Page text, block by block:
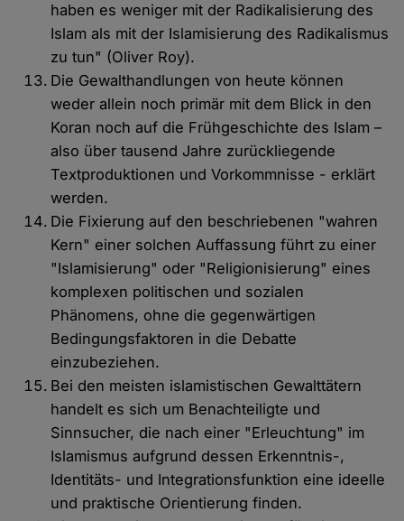
haben es weniger mit der Radikalisierung des
Islam als mit der Islamisierung des Radikalismus
zu tun" (Oliver Roy).
Die Gewalthandlungen von heute können
weder allein noch primär mit dem Blick in den
Koran noch auf die Frühgeschichte des Islam –
also über tausend Jahre zurückliegende
Textproduktionen und Vorkommnisse - erklärt
werden.
Die Fixierung auf den beschriebenen "wahren
Kern" einer solchen Auffassung führt zu einer
"Islamisierung" oder "Religionisierung" eines
komplexen politischen und sozialen
Phänomens, ohne die gegenwärtigen
Bedingungsfaktoren in die Debatte
einzubeziehen.
Bei den meisten islamistischen Gewalttätern
handelt es sich um Benachteiligte und
Sinnsucher, die nach einer "Erleuchtung" im
Islamismus aufgrund dessen Erkenntnis-,
Identitäts- und Integrationsfunktion eine ideelle
und praktische Orientierung finden.